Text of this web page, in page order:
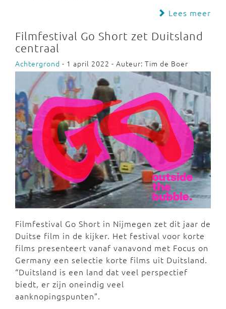
Lees meer
Filmfestival Go Short zet Duitsland
centraal
Achtergrond - 1 april 2022 - Auteur: Tim de Boer
Filmfestival Go Short in Nijmegen zet dit jaar de
Duitse film in de kijker. Het festival voor korte
films presenteert vanaf vanavond met Focus on
Germany een selectie korte films uit Duitsland.
“Duitsland is een land dat veel perspectief
biedt, er zijn oneindig veel
aanknopingspunten”.